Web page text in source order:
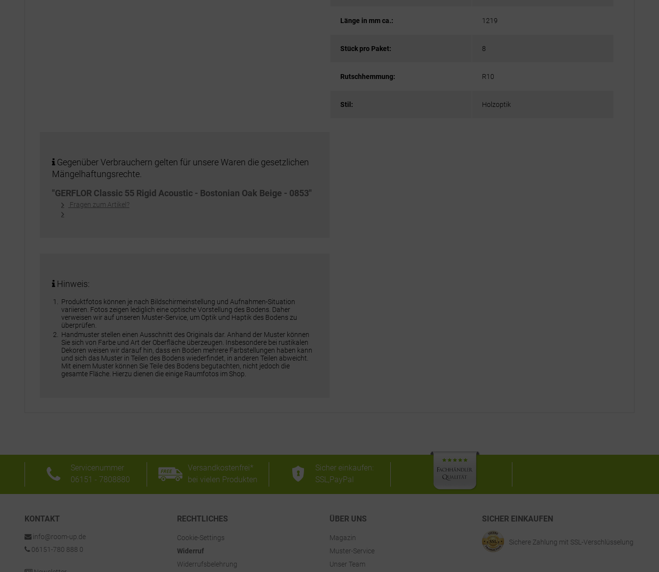
Länge in mm ca.: 1219
Stück pro Paket: 8
Rutschhemmung: R10
Stil: Holzoptik
Gegenüber Verbrauchern gelten für unsere Waren die gesetzlichen
Mängelhaftungsrechte.
"GERFLOR Classic 55 Rigid Acoustic - Bostonian Oak Beige - 0853"
Fragen zum Artikel?
Hinweis:
Produktfotos können je nach Bildschirmeinstellung und Aufnahmen-Situation
variieren. Fotos zeigen lediglich eine optische Vorstellung des Bodens. Daher
verweisen wir auf unseren Muster-Service, um Optik und Haptik des Bodens zu
überprüfen.
Handmuster stellen einen Ausschnitt des Originals dar. Anhand der Muster können
Sie sich von Farbe und Art der Oberfläche überzeugen. Insbesondere bei rustikalen
Dekoren weisen wir darauf hin, dass ein Boden mehrere Farbstellungen haben kann
und sich das Muster in Teilen des Bodens wiederfindet, in anderen Teilen abweicht.
Mit einem Muster können Sie Teile des Bodens begutachten, nicht jedoch die
gesamte Fläche. Hierzu dienen die einige Raumfotos im Shop.
Servicenummer
06151 - 7808880
Versandkostenfrei*
bei vielen Produkten
Sicher einkaufen:
SSL,PayPal
KONTAKT
info@room-up.de
06151-780 888 0
RECHTLICHES
Cookie-Settings
Widerruf
Widerrufsbelehrung
ÜBER UNS
Magazin
Muster-Service
Unser Team
SICHER EINKAUFEN
Sichere Zahlung mit SSL-Verschlüsselung